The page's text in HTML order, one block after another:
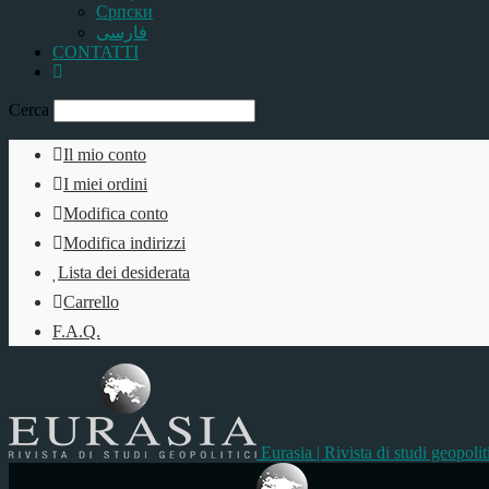
Српски
فارسی
CONTATTI
Cerca
Il mio conto
I miei ordini
Modifica conto
Modifica indirizzi
Lista dei desiderata
Carrello
F.A.Q.
Eurasia | Rivista di studi